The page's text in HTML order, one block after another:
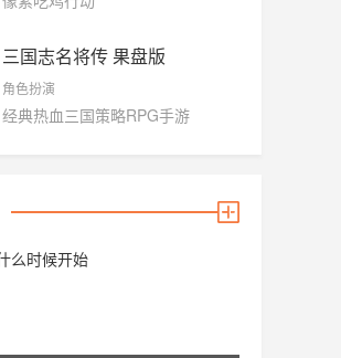
三国志名将传 果盘版
角色扮演
经典热血三国策略RPG手游